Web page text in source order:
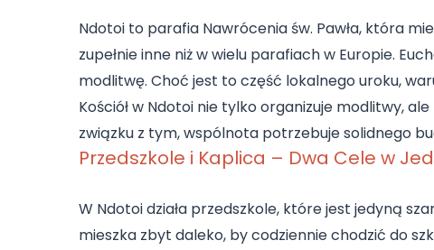
Ndotoi to parafia Nawrócenia św. Pawła, która
zupełnie inne niż w wielu parafiach w Europie.
modlitwę. Choć jest to część lokalnego uroku,
Kościół w Ndotoi nie tylko organizuje modlitwy,
związku z tym, wspólnota potrzebuje solidnego
Przedszkole i Kaplica – Dwa Cele w
W Ndotoi działa przedszkole, które jest jedyną
mieszka zbyt daleko, by codziennie chodzić do